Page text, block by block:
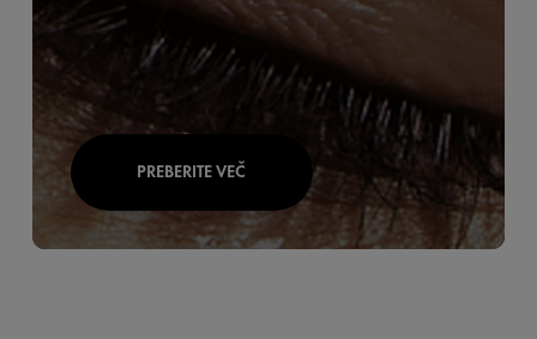
PREBERITE VEČ